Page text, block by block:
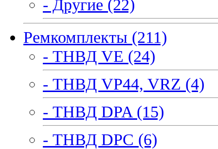
- Другие (22)
Ремкомплекты (211)
- ТНВД VE (24)
- ТНВД VP44, VRZ (4)
- ТНВД DPA (15)
- ТНВД DPC (6)